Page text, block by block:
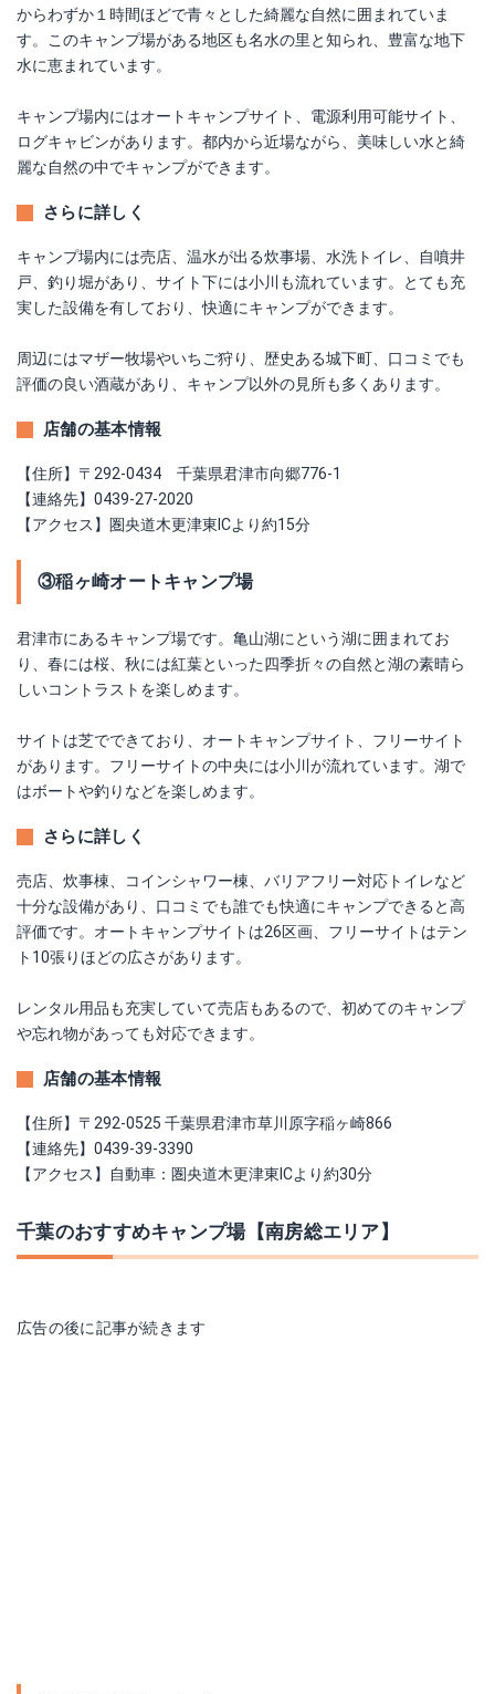
からわずか１時間ほどで青々とした綺麗な自然に囲まれていま
す。このキャンプ場がある地区も名水の里と知られ、豊富な地下
水に恵まれています。
キャンプ場内にはオートキャンプサイト、電源利用可能サイト、
ログキャビンがあります。都内から近場ながら、美味しい水と綺
麗な自然の中でキャンプができます。
さらに詳しく
キャンプ場内には売店、温水が出る炊事場、水洗トイレ、自噴井
戸、釣り堀があり、サイト下には小川も流れています。とても充
実した設備を有しており、快適にキャンプができます。
周辺にはマザー牧場やいちご狩り、歴史ある城下町、口コミでも
評価の良い酒蔵があり、キャンプ以外の見所も多くあります。
店舗の基本情報
【住所】〒292-0434 千葉県君津市向郷776-1
【連絡先】0439-27-2020
【アクセス】圏央道木更津東ICより約15分
③稲ヶ崎オートキャンプ場
君津市にあるキャンプ場です。亀山湖にという湖に囲まれてお
り、春には桜、秋には紅葉といった四季折々の自然と湖の素晴ら
しいコントラストを楽しめます。
サイトは芝でできており、オートキャンプサイト、フリーサイト
があります。フリーサイトの中央には小川が流れています。湖で
はボートや釣りなどを楽しめます。
さらに詳しく
売店、炊事棟、コインシャワー棟、バリアフリー対応トイレなど
十分な設備があり、口コミでも誰でも快適にキャンプできると高
評価です。オートキャンプサイトは26区画、フリーサイトはテン
ト10張りほどの広さがあります。
レンタル用品も充実していて売店もあるので、初めてのキャンプ
や忘れ物があっても対応できます。
店舗の基本情報
【住所】〒292-0525 千葉県君津市草川原字稲ヶ崎866
【連絡先】0439-39-3390
【アクセス】自動車：圏央道木更津東ICより約30分
千葉のおすすめキャンプ場【南房総エリア】
広告の後に記事が続きます